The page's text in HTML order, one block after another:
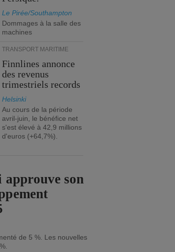
Le Pirée/Southampton
Dommages à la salle des
machines
TRANSPORT MARITIME
Finnlines annonce
des revenus
trimestriels records
Helsinki
Au cours de la période
avril-juin, le bénéfice net
s'est élevé à 42,9 millions
d'euros (+64,7%).
son
de 5 %. Les nouvelles